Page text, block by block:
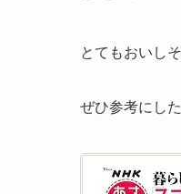
とてもおいし
ぜひ参考にし